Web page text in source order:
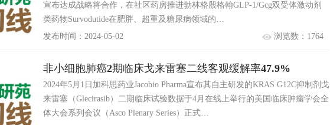
宣布达成战略将合作，在社区药房推进勃林格殷格翰GLP-1/Gcg双受体激动剂
类药物Survodutide在肥胖、超重及糖尿病领域的…
发布时间：2024-05-02
浏览数：1764
非小细胞肺癌2期临床戈来雷塞二线客观缓解率47.9%
2024年5月1日加科思药业Jacobio Pharma宣布其自主研发的KRAS G12C抑制剂戈
来雷塞（Glecirasib）二期临床试验数据于4月在线上举行的美国临床肿瘤学会全
体大会系列会议（Asco Plenary Series）正式…